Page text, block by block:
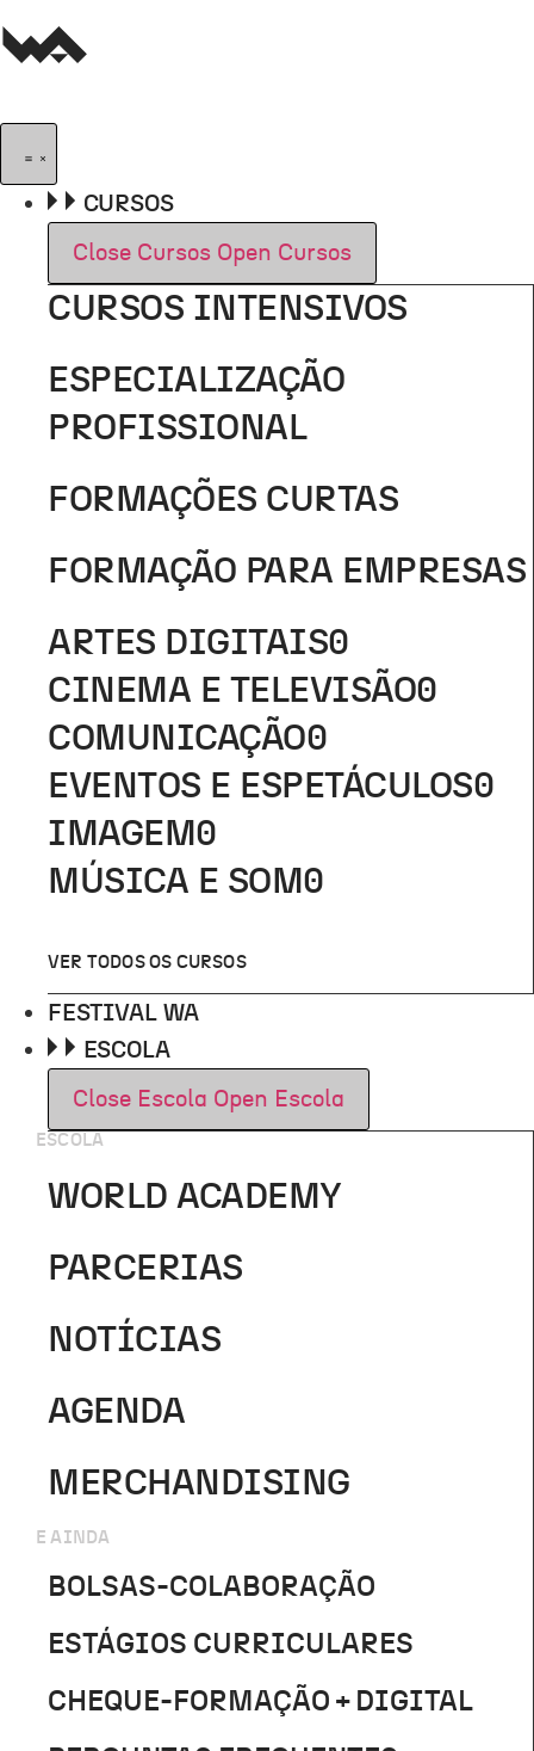
para
conteúdo
CURSOS
Close Cursos Open Cursos
CURSOS INTENSIVOS
ESPECIALIZAÇÃO
PROFISSIONAL
FORMAÇÕES CURTAS
FORMAÇÃO PARA EMPRESAS
ARTES DIGITAIS0
CINEMA E TELEVISÃO0
COMUNICAÇÃO0
EVENTOS E ESPETÁCULOS0
IMAGEM 0
MÚSICA E SOM 0
VER TODOS OS CURSOS
FESTIVAL WA
ESCOLA
Close Escola Open Escola
ESCOLA
WORLD ACADEMY
PARCERIAS
NOTÍCIAS
AGENDA
MERCHANDISING
E AINDA
BOLSAS-COLABORAÇÃO
ESTÁGIOS CURRICULARES
CHEQUE-FORMAÇÃO + DIGITAL